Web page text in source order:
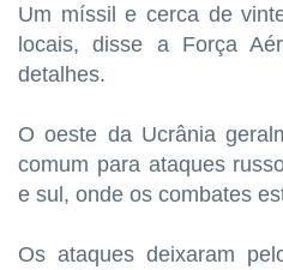
Um míssil e cerca de
locais, disse a Força
detalhes.
O oeste da Ucrânia
comum para ataques
e sul, onde os combates
Os ataques deixaram